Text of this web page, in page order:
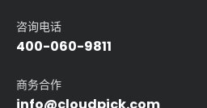
咨询电话
400-060-9811
商务合作